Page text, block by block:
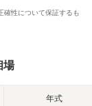
確性について保証するも
場
年式